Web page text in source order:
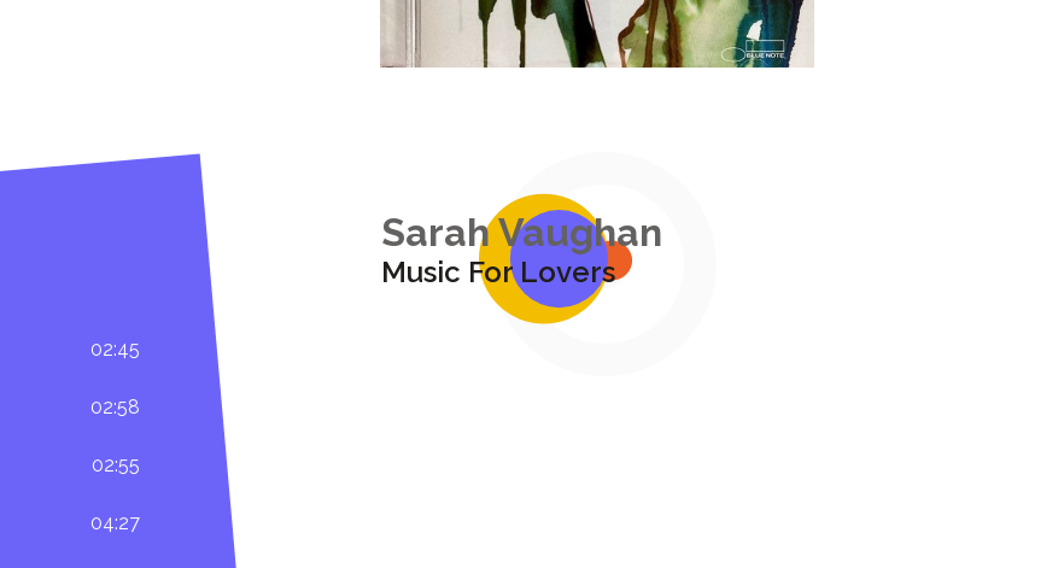
02:45
02:58
02:55
04:27
Sarah Vaughan
Music For Lovers